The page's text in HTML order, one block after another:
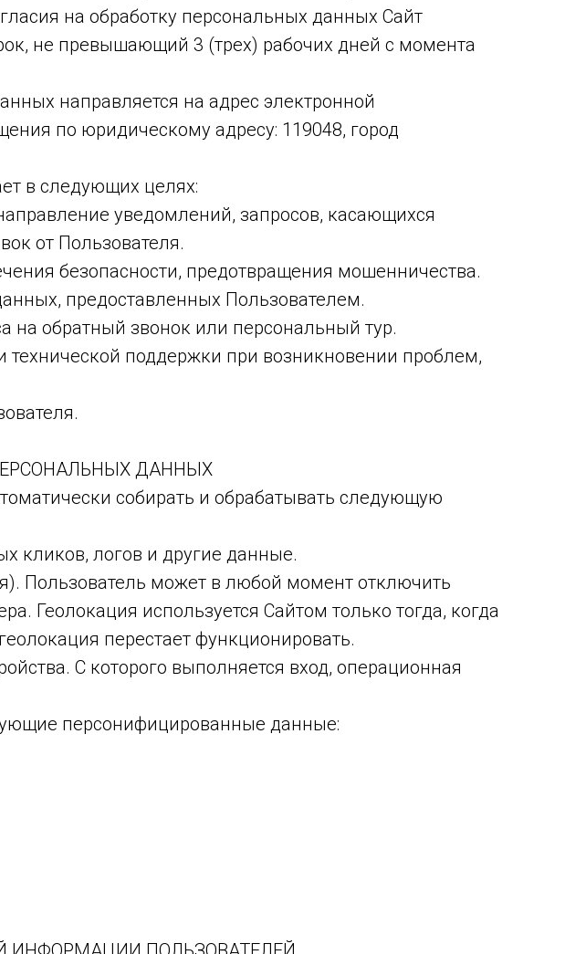
на обработку персональных данных Сайт
не превышающий 3 (трех) рабочих дней с момента
направляется на адрес электронной
по юридическому адресу: 119048, город
в следующих целях:
уведомлений, запросов, касающихся
от Пользователя.
безопасности, предотвращения мошенничества.
предоставленных Пользователем.
на обратный звонок или персональный тур.
поддержки при возникновении проблем,
ДАННЫХ
собирать и обрабатывать следующую
логов и другие данные.
Пользователь может в любой момент отключить
Геолокация используется Сайтом только тогда, когда
перестает функционировать.
С которого выполняется вход, операционная
персонифицированные данные: